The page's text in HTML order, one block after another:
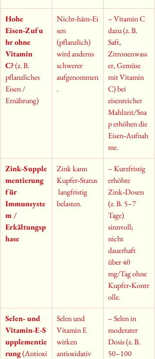
Hohe
Eisen‑Zufu
hr ohne
Vitamin
C? (z. B.
pflanzliches
Eisen /
Ernährung)
Nicht‑häm‑Ei
sen
(pflanzlich)
wird anderns
schwerer
aufgenommen
.
– Vitamin C
dazu (z. B.
Saft,
Zitronenwass
er, Gemüse
mit Vitamin
C) bei
eisenreicher
Mahlzeit/Sna
p erhöhen die
Eisen‑Aufnah
me.
Zink‑Supple
mentierung
für
Immunsyste
m /
Erkältungsp
hase
Zink kann
Kupfer‑Status
langfristig
belasten.
– Kurzfristig
erhöhte
Zink‑Dosen
(z. B. 5–7
Tage)
sinnvoll;
nicht
dauerhaft
über 40
mg/Tag ohne
Kupfer‑Kontr
olle.
Selen‑ und
Vitamin‑E‑S
upplementie
rung (Antioxi
Selen und
Vitamin E
wirken
antioxidativ
– Selen in
moderater
Dosis (z. B.
50–100